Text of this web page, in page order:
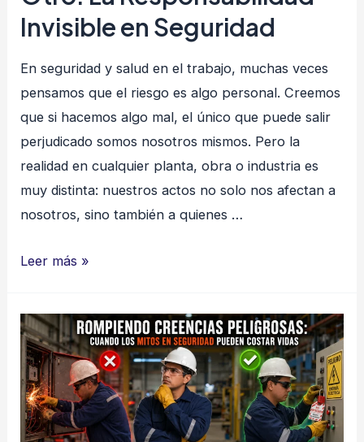
Invisible en Seguridad
En seguridad y salud en el trabajo, muchas veces
pensamos que el riesgo es algo personal. Creemos
que si hacemos algo mal, el único que puede salir
perjudicado somos nosotros mismos. Pero la
realidad en cualquier planta, obra o industria es
muy distinta: nuestros actos no solo nos afectan a
nosotros, sino también a quienes …
Tu
Lastimar
a
Otro:
La
Responsabilidad
Leer más »